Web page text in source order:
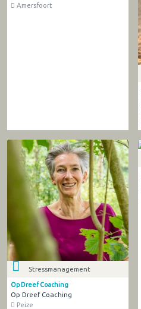
Amersfoort
Stressmanagement
Op Dreef Coaching
Op Dreef Coaching
Peize